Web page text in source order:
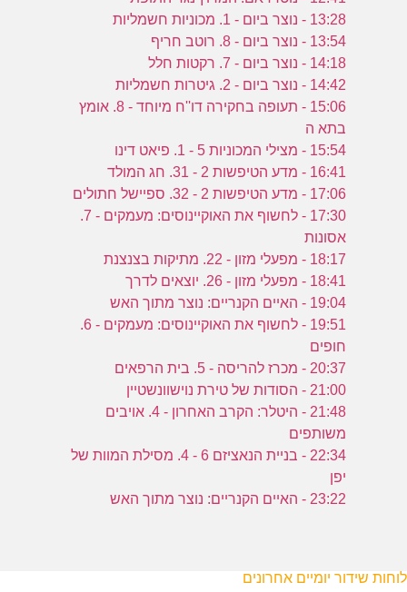
13:28 - נוצר ביום - 1. מכוניות חשמליות
13:54 - נוצר ביום - 8. רוטב חריף
14:18 - נוצר ביום - 7. רקטות חלל
14:42 - נוצר ביום - 2. גיטרות חשמליות
15:06 - תעופה בחקירה דו''ח מיוחד - 8. אומץ
בתא ה
15:54 - מצילי המכוניות 5 - 1. פיאט דינו
16:41 - מדע הטיפשות 2 - 31. חג המולד
17:06 - מדע הטיפשות 2 - 32. ספיישל חתולים
17:30 - לחשוף את האוקיינוסים: מעמקים - 7.
אסונות
18:17 - מפעלי מזון - 22. מתיקות בצנצנת
18:41 - מפעלי מזון - 26. יוצאים לדרך
19:04 - האיים הקנריים: נוצר מתוך האש
19:51 - לחשוף את האוקיינוסים: מעמקים - 6.
חופים
20:37 - מכרז להריסה - 5. בית הרפאים
21:00 - הסודות של טירת נוישוונשטיין
21:48 - היטלר: הקרב האחרון - 4. אויבים
משותפים
22:34 - בניית הנאציזם 6 - 4. מסילת המוות של
יפן
23:22 - האיים הקנריים: נוצר מתוך האש
לוחות שידור יומיים אחרונים